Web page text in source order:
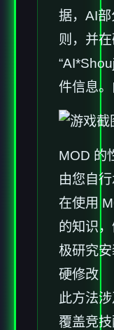
据，AI
则，并
件信息
MOD 的
由您自
在使用
的知识
极研究安
硬修改
此方法
覆盖竞